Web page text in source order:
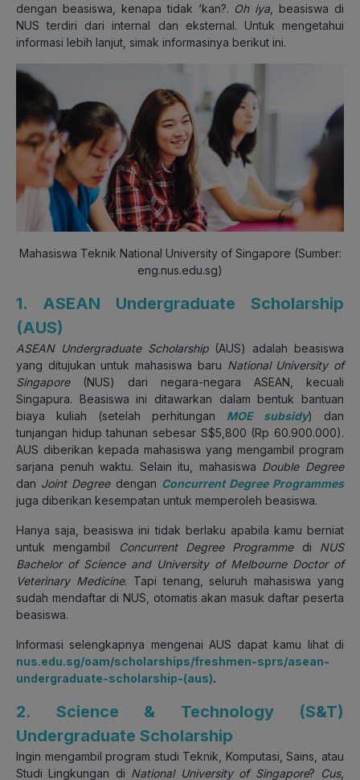
dengan beasiswa, kenapa tidak ‘kan?. Oh iya , beasiswa di
NUS terdiri dari internal dan eksternal. Untuk mengetahui
informasi lebih lanjut, simak informasinya berikut ini.
Mahasiswa Teknik National University of Singapore (Sumber:
eng.nus.edu.sg)
1. ASEAN Undergraduate Scholarship
(AUS)
ASEAN Undergraduate Scholarship(AUS) adalah beasiswa
yang ditujukan untuk mahasiswa baru National University of
Singapore
(NUS) dari negara-negara ASEAN, kecuali
Singapura. Beasiswa ini ditawarkan dalam bentuk bantuan
biaya kuliah (setelah perhitungan MOE subsidy) dan
tunjangan hidup tahunan sebesar S$5,800 (Rp 60.900.000).
AUS diberikan kepada mahasiswa yang mengambil program
sarjana penuh waktu. Selain itu, mahasiswa Double Degree
dan Joint Degreedengan Concurrent Degree Programmes
juga diberikan kesempatan untuk memperoleh beasiswa.
Hanya saja, beasiswa ini tidak berlaku apabila kamu berniat
untuk mengambil
Concurrent Degree Programmedi NUS
Bachelor of Science and University of Melbourne Doctor of
Veterinary Medicine. Tapi tenang, seluruh mahasiswa yang
sudah mendaftar di NUS, otomatis akan masuk daftar peserta
beasiswa.
Informasi selengkapnya mengenai AUS dapat kamu lihat di
nus.edu.sg/oam/scholarships/freshmen-sprs/asean-
undergraduate-scholarship-(aus).
2. Science & Technology (S&T)
Undergraduate Scholarship
Ingin mengambil program studi Teknik, Komputasi, Sains, atau
Studi Lingkungan di National University of Singapore? Cus,